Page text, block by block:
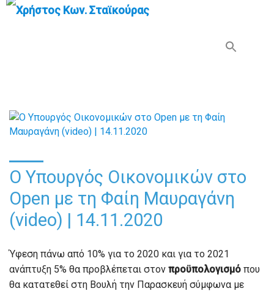
Ο Υπουργός Οικονομικών στο
Open με τη Φαίη Μαυραγάνη
(video) | 14.11.2020
Ύφεση πάνω από 10% για το 2020 και για το 2021
ανάπτυξη 5% θα προβλέπεται στον προϋπολογισμό που
θα κατατεθεί στη Βουλή την Παρασκευή σύμφωνα με